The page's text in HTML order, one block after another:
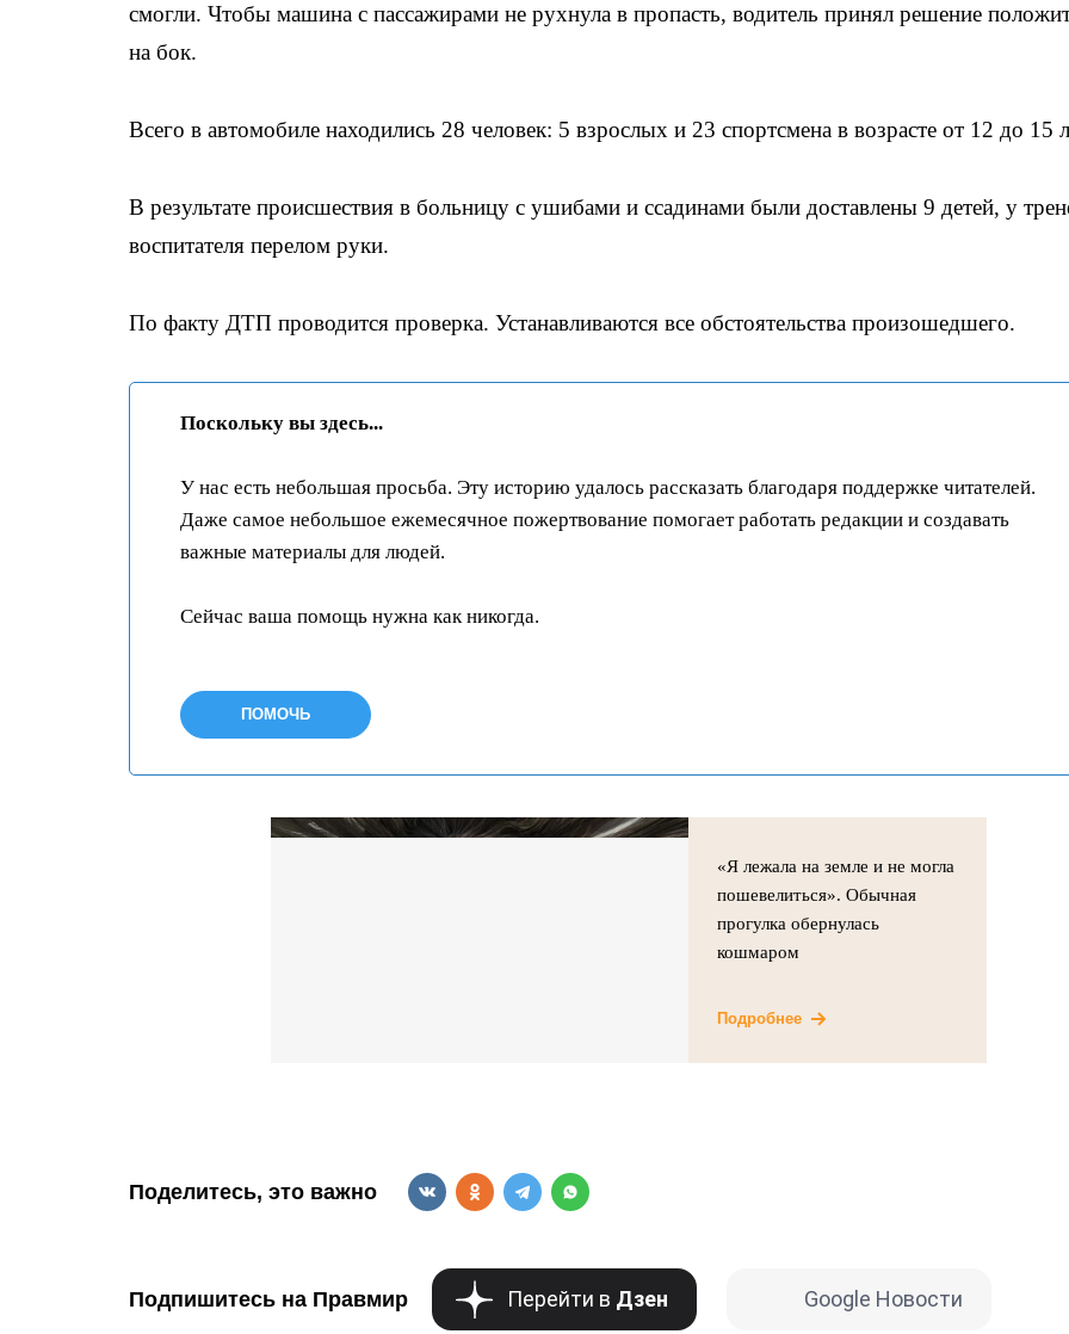
смогли. Чтобы машина с пассажирами не рухнула в пропасть, водитель принял решение
на бок.
Всего в автомобиле находились 28 человек: 5 взрослых и 23 спортсмена в возрасте от 12 до 15
В результате происшествия в больницу с ушибами и ссадинами были доставлены 9 детей, у
воспитателя перелом руки.
По факту ДТП проводится проверка. Устанавливаются все обстоятельства произошедшего.
Поскольку вы здесь...
У нас есть небольшая просьба. Эту историю удалось рассказать благодаря поддержке читателей.
Даже самое небольшое ежемесячное пожертвование помогает работать редакции и создавать
важные материалы для людей.
Сейчас ваша помощь нужна как никогда.
ПОМОЧЬ
«Я лежала на земле и не могла
пошевелиться». Обычная
прогулка обернулась
кошмаром
Подробнее
Поделитесь, это важно
Подпишитесь на Правмир Перейти в Дзен Google Новости